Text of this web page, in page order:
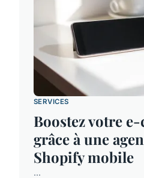
SERVICES
Boostez votre
grâce à une
Shopify mobile
...